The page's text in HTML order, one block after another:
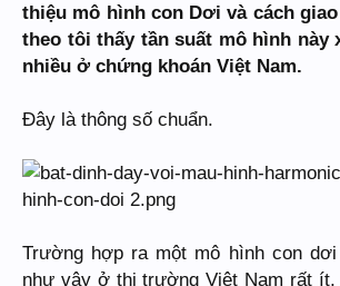
thiệu mô hình con Dơi và cách
theo tôi thấy tần suất mô hình này
nhiều ở chứng khoán Việt Nam.
Đây là thông số chuẩn.
Trường hợp ra một mô hình con
như vậy ở thị trường Việt Nam rất ít,